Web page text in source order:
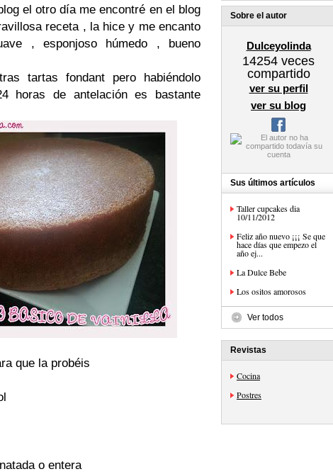
el otro día me encontré en el blog
receta , la hice y me encanto
, esponjoso húmedo , bueno
tartas fondant pero habiéndolo
horas de antelación es bastante
que la probéis
o entera
Sobre el autor
Dulceyolinda
14254 veces
compartido
ver su perfil
ver su blog
Sus últimos artículos
Taller cupcakes dia
10/11/2012
Feliz año nuevo ¡¡¡ Se que
hace días que empezo el
año ej...
La Dulce Bebe
Los ositos amorosos
Ver todos
Revistas
Cocina
Postres